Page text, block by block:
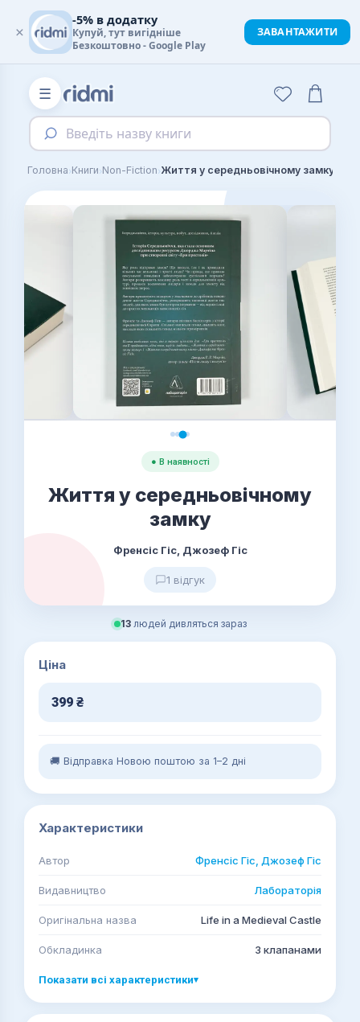
☰
Введіть назву книги
Головна›Книги›Non-Fiction›Життя у середньовічному замку
● В наявності
Життя у середньовічному
замку
Френсіс Гіс, Джозеф Гіс
1 відгук
13людей дивляться зараз
Ціна
399 ₴
🚚 Відправка Новою поштою за 1–2 дні
Характеристики
Автор Френсіс Гіс, Джозеф Гіс
Видавництво Лабораторія
Оригінальна назва Life in a Medieval Castle
Обкладинка З клапанами
Показати всі характеристики▾
×
-5% в додатку
Купуй, тут вигідніше
Безкоштовно - Google Play
ЗАВАНТАЖИТИ